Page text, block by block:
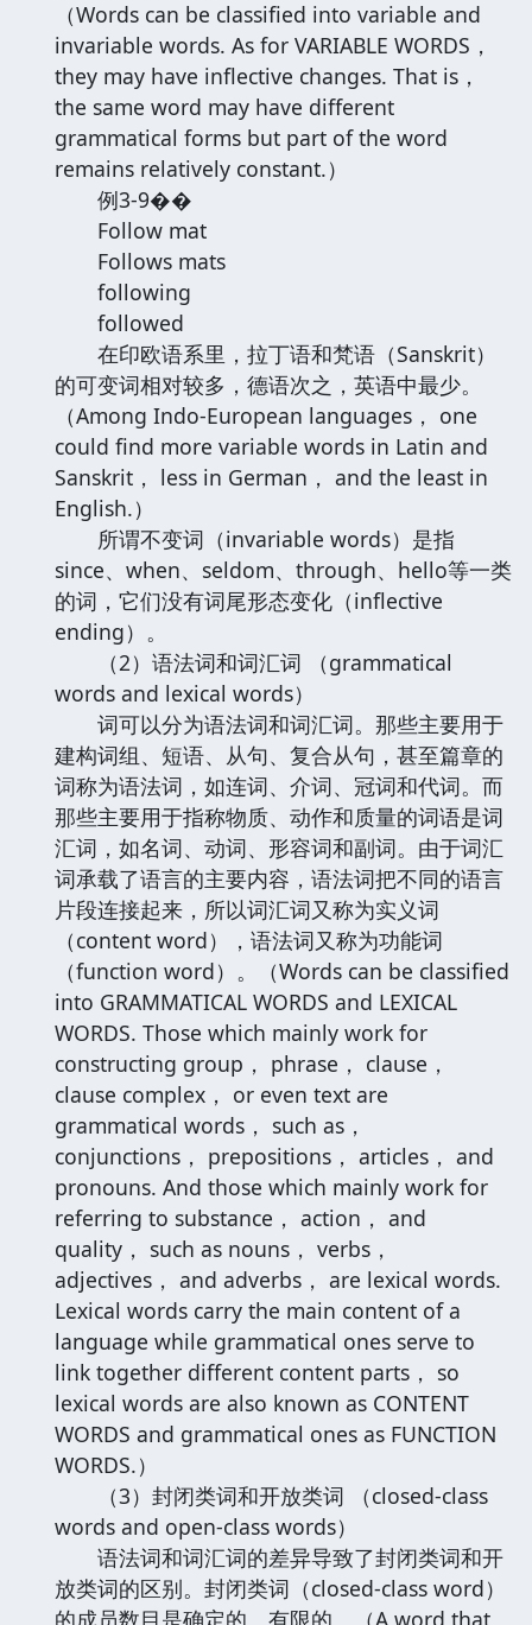
（Words can be classified into variable and
invariable words. As for VARIABLE WORDS，
they may have inflective changes. That is，
the same word may have different
grammatical forms but part of the word
remains relatively constant.）
例3-9��
Follow mat
Follows mats
following
followed
在印欧语系里，拉丁语和梵语（Sanskrit）
的可变词相对较多，德语次之，英语中最少。
（Among Indo-European languages， one
could find more variable words in Latin and
Sanskrit， less in German， and the least in
English.）
所谓不变词（invariable words）是指
since、when、seldom、through、hello等一类
的词，它们没有词尾形态变化（inflective
ending）。
（2）语法词和词汇词 （grammatical
words and lexical words）
词可以分为语法词和词汇词。那些主要用于
建构词组、短语、从句、复合从句，甚至篇章的
词称为语法词，如连词、介词、冠词和代词。而
那些主要用于指称物质、动作和质量的词语是词
汇词，如名词、动词、形容词和副词。由于词汇
词承载了语言的主要内容，语法词把不同的语言
片段连接起来，所以词汇词又称为实义词
（content word），语法词又称为功能词
（function word）。（Words can be classified
into GRAMMATICAL WORDS and LEXICAL
WORDS. Those which mainly work for
constructing group， phrase， clause，
clause complex， or even text are
grammatical words， such as，
conjunctions， prepositions， articles， and
pronouns. And those which mainly work for
referring to substance， action， and
quality， such as nouns， verbs，
adjectives， and adverbs， are lexical words.
Lexical words carry the main content of a
language while grammatical ones serve to
link together different content parts， so
lexical words are also known as CONTENT
WORDS and grammatical ones as FUNCTION
WORDS.）
（3）封闭类词和开放类词 （closed-class
words and open-class words）
语法词和词汇词的差异导致了封闭类词和开
放类词的区别。封闭类词（closed-class word）
的成员数目是确定的、有限的。（A word that